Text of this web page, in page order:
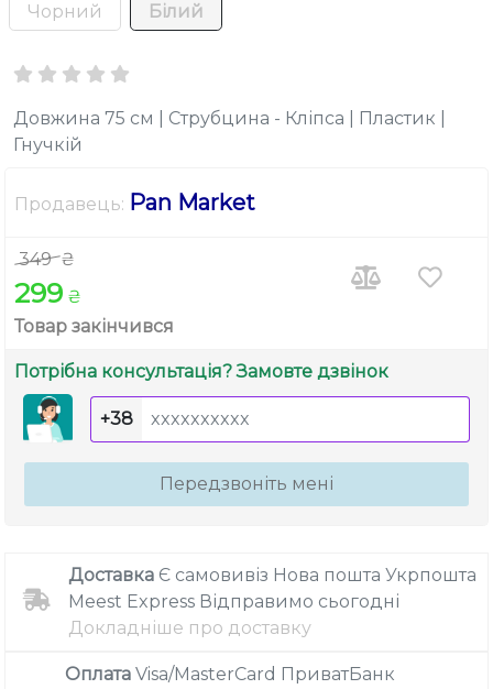
Чорний Білий
Довжина 75 см | Струбцина - Кліпса | Пластик |
Гнучкій
Продавець: Pan Market
349 ₴
299 ₴
Товар закінчився
Потрібна консультація? Замовте дзвінок
+38
Передзвоніть мені
Доставка Є самовивіз Нова пошта Укрпошта
Meest Express Відправимо сьогодні
Докладніше про доставку
Оплата Visa/MasterCard ПриватБанк